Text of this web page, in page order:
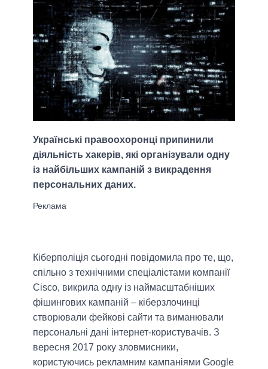
Українські правоохоронці припинили
діяльність хакерів, які організували одну
із найбільших кампаній з викрадення
персональних даних.
Кіберполіція сьогодні повідомила про те, що,
спільно з технічними спеціалістами компанії
Cisco, викрила одну із наймасштабніших
фішингових кампаній – кіберзлочинці
створювали фейкові сайти та виманювали
персональні дані інтернет-користувачів. З
вересня 2017 року зловмисники,
користуючись рекламним кампаніями Google